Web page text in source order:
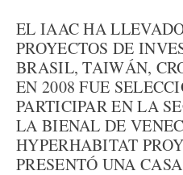
EL IAAC HA
PROYECTOS DE
BRASIL, TAIWÁN,
EN 2008 FUE
PARTICIPAR EN LA
LA BIENAL DE
HYPERHABITAT
PRESENTÓ UNA